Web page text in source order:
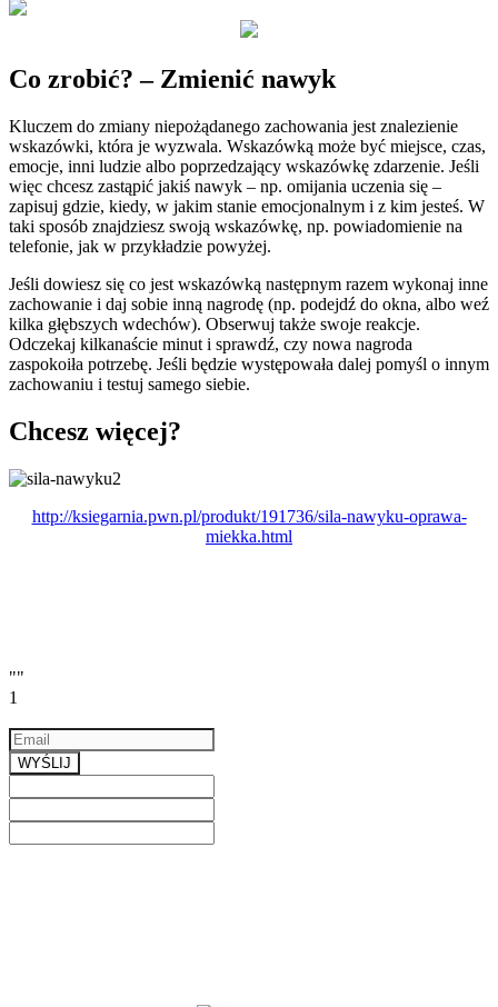
Co zrobić? – Zmienić nawyk
Kluczem do zmiany niepożądanego zachowania jest znalezienie
wskazówki, która je wyzwala. Wskazówką może być miejsce, czas,
emocje, inni ludzie albo poprzedzający wskazówkę zdarzenie. Jeśli
więc chcesz zastąpić jakiś nawyk – np. omijania uczenia się –
zapisuj gdzie, kiedy, w jakim stanie emocjonalnym i z kim jesteś. W
taki sposób znajdziesz swoją wskazówkę, np. powiadomienie na
telefonie, jak w przykładzie powyżej.
Jeśli dowiesz się co jest wskazówką następnym razem wykonaj inne
zachowanie i daj sobie inną nagrodę (np. podejdź do okna, albo weź
kilka głębszych wdechów). Obserwuj także swoje reakcje.
Odczekaj kilkanaście minut i sprawdź, czy nowa nagroda
zaspokoiła potrzebę. Jeśli będzie występowała dalej pomyśl o innym
zachowaniu i testuj samego siebie.
Chcesz więcej?
http://ksiegarnia.pwn.pl/produkt/191736/sila-nawyku-oprawa-
miekka.html
""
1
WYŚLIJ